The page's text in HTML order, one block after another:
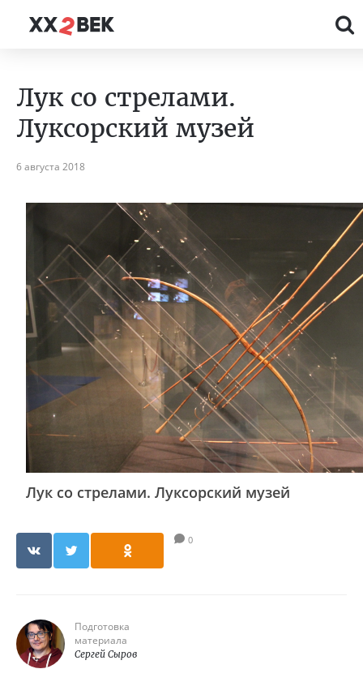
Лук со стрелами.
Луксорский музей
6 августа 2018
Лук со стрелами. Луксорский музей
0
Подготовка
материала
Сергей Сыров